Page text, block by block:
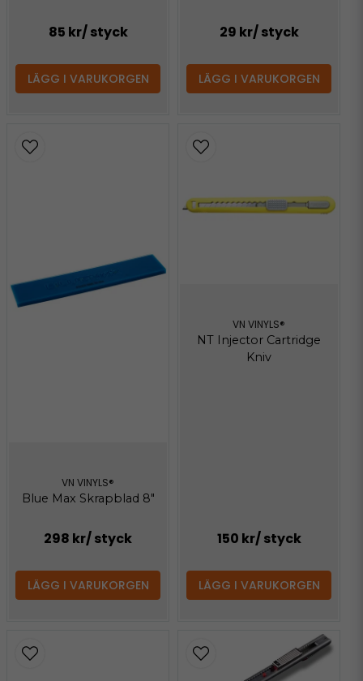
85 kr/ styck
LÄGG I VARUKORGEN
29 kr/ styck
LÄGG I VARUKORGEN
VN VINYLS®
Blue Max Skrapblad 8"
298 kr/ styck
LÄGG I VARUKORGEN
VN VINYLS®
NT Injector Cartridge
Kniv
150 kr/ styck
LÄGG I VARUKORGEN